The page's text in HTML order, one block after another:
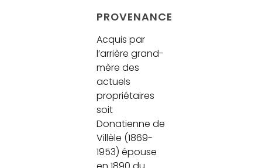
PROVENANCE
Acquis par
l’arrière grand-
mère des
actuels
propriétaires
soit
Donatienne de
Villèle (1869-
1953) épouse